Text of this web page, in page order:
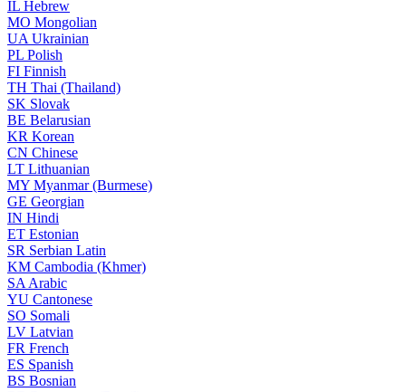
IL Hebrew
MO Mongolian
UA Ukrainian
PL Polish
FI Finnish
TH Thai (Thailand)
SK Slovak
BE Belarusian
KR Korean
CN Chinese
LT Lithuanian
MY Myanmar (Burmese)
GE Georgian
IN Hindi
ET Estonian
SR Serbian Latin
KM Cambodia (Khmer)
SA Arabic
YU Cantonese
SO Somali
LV Latvian
FR French
ES Spanish
BS Bosnian